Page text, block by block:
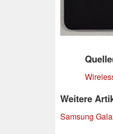
Weitere
Samsung